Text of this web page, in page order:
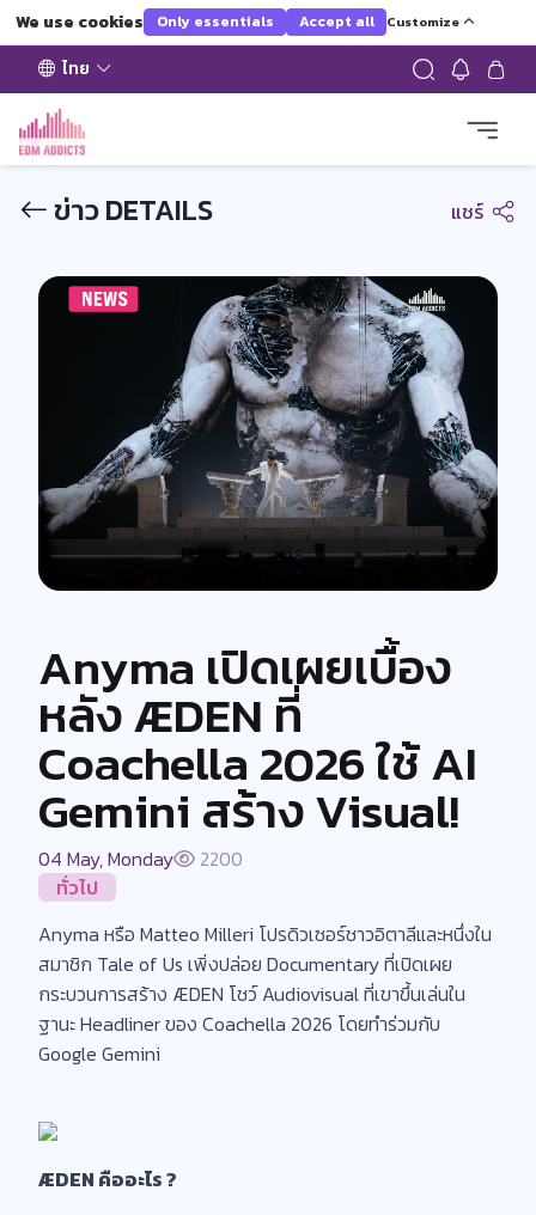
We use cookies Only essentials Accept all Customize
ไทย
ข่าว DETAILS แชร์
Anyma เปิดเผยเบื้อง
หลัง ÆDEN ที่
Coachella 2026 ใช้ AI
Gemini สร้าง Visual!
04 May, Monday
2200
ทั่วไป
Anyma หรือ Matteo Milleri โปรดิวเซอร์ชาวอิตาลีและหนึ่งใน
สมาชิก Tale of Us เพิ่งปล่อย Documentary ที่เปิดเผย
กระบวนการสร้าง ÆDEN โชว์ Audiovisual ที่เขาขึ้นเล่นใน
ฐานะ Headliner ของ Coachella 2026 โดยทำร่วมกับ
Google Gemini
ÆDEN คืออะไร ?